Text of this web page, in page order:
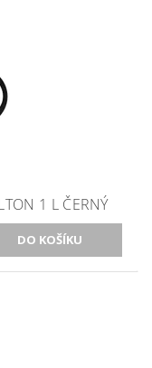
1 L ČERNÝ